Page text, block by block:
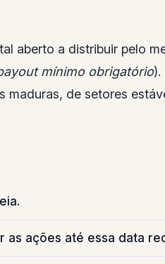
aberto a distribuir pelo
mínimo obrigatório).
de setores
as ações até essa data